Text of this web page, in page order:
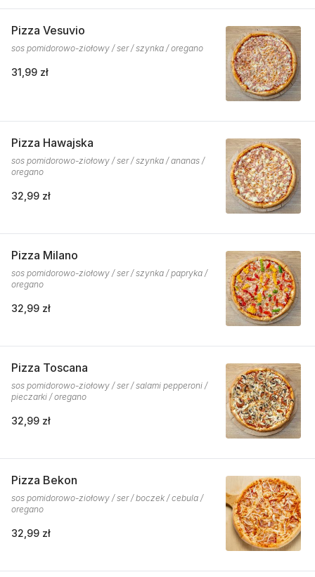
Pizza Vesuvio
sos pomidorowo-ziołowy / ser / szynka / oregano
31,99 zł
Pizza Hawajska
sos pomidorowo-ziołowy / ser / szynka / ananas /
oregano
32,99 zł
Pizza Milano
sos pomidorowo-ziołowy / ser / szynka / papryka /
oregano
32,99 zł
Pizza Toscana
sos pomidorowo-ziołowy / ser / salami pepperoni /
pieczarki / oregano
32,99 zł
Pizza Bekon
sos pomidorowo-ziołowy / ser / boczek / cebula /
oregano
32,99 zł